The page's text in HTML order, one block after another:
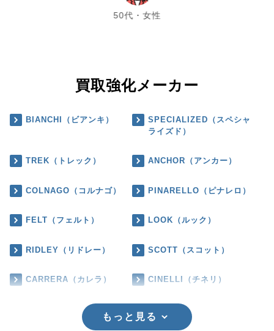
50代・女性
買取強化メーカー
BIANCHI（ビアンキ）
SPECIALIZED（スペシャ
ライズド）
TREK（トレック） ANCHOR（アンカー）
COLNAGO（コルナゴ） PINARELLO（ピナレロ）
FELT（フェルト） LOOK（ルック）
RIDLEY（リドレー） SCOTT（スコット）
CARRERA（カレラ） CINELLI（チネリ）
もっと見る